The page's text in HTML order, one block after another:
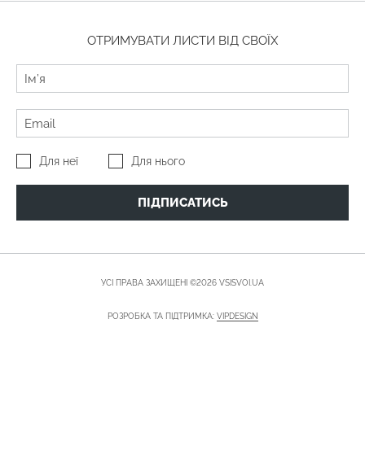
ОТРИМУВАТИ ЛИСТИ ВІД СВОЇХ
Для неї Для нього
ПІДПИСАТИСЬ
УСІ ПРАВА ЗАХИЩЕНІ ©2026 VSISVOI.UA
РОЗРОБКА ТА ПІДТРИМКА: VIPDESIGN